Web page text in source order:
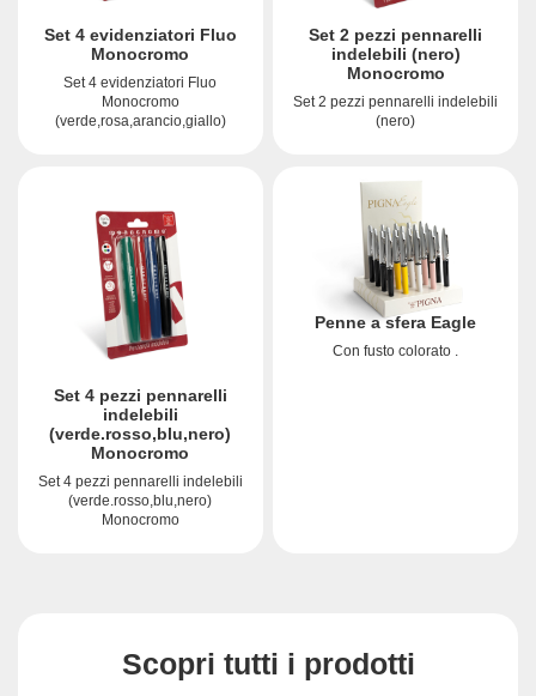
Set 4 evidenziatori Fluo
Monocromo
Set 4 evidenziatori Fluo
Monocromo
(verde,rosa,arancio,giallo)
Set 2 pezzi pennarelli
indelebili (nero)
Monocromo
Set 2 pezzi pennarelli indelebili
(nero)
Set 4 pezzi pennarelli
indelebili
(verde.rosso,blu,nero)
Monocromo
Set 4 pezzi pennarelli indelebili
(verde.rosso,blu,nero)
Monocromo
Penne a sfera Eagle
Con fusto colorato .
Scopri tutti i prodotti